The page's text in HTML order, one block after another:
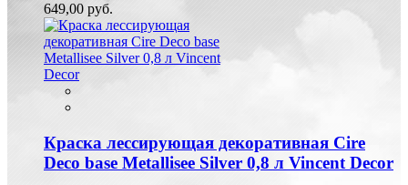
649,00 руб.
Краска лессирующая декоративная Cire
Deco base Metallisee Silver 0,8 л Vincent Decor